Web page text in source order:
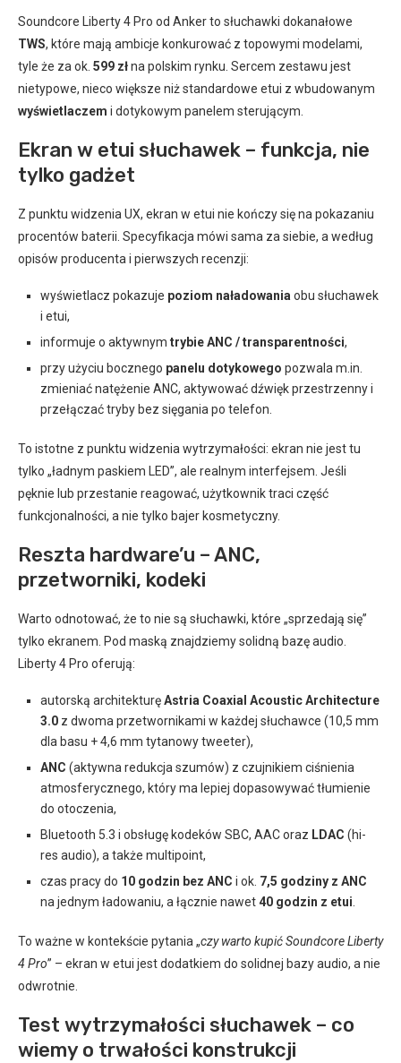
Soundcore Liberty 4 Pro od Anker to słuchawki dokanałowe
TWS, które mają ambicje konkurować z topowymi modelami,
tyle że za ok. 599 złna polskim rynku. Sercem zestawu jest
nietypowe, nieco większe niż standardowe etui z wbudowanym
wyświetlaczem i dotykowym panelem sterującym.
Ekran w etui słuchawek – funkcja, nie
tylko gadżet
Z punktu widzenia UX, ekran w etui nie kończy się na pokazaniu
procentów baterii. Specyfikacja mówi sama za siebie, a według
opisów producenta i pierwszych recenzji:
wyświetlacz pokazuje poziom naładowania obu słuchawek
i etui,
informuje o aktywnym trybie ANC / transparentności,
przy użyciu bocznego panelu dotykowego pozwala m.in.
zmieniać natężenie ANC, aktywować dźwięk przestrzenny i
przełączać tryby bez sięgania po telefon.
To istotne z punktu widzenia wytrzymałości: ekran nie jest tu
tylko „ładnym paskiem LED”, ale realnym interfejsem. Jeśli
pęknie lub przestanie reagować, użytkownik traci część
funkcjonalności, a nie tylko bajer kosmetyczny.
Reszta hardware’u – ANC,
przetworniki, kodeki
Warto odnotować, że to nie są słuchawki, które „sprzedają się”
tylko ekranem. Pod maską znajdziemy solidną bazę audio.
Liberty 4 Pro oferują:
autorską architekturęAstria Coaxial Acoustic Architecture
3.0 z dwoma przetwornikami w każdej słuchawce (10,5 mm
dla basu + 4,6 mm tytanowy tweeter),
ANC (aktywna redukcja szumów) z czujnikiem ciśnienia
atmosferycznego, który ma lepiej dopasowywać tłumienie
do otoczenia,
Bluetooth 5.3 i obsługę kodeków SBC, AAC oraz LDAC (hi-
res audio), a także multipoint,
czas pracy do 10 godzin bez ANC i ok. 7,5 godziny z ANC
na jednym ładowaniu, a łącznie nawet40 godzin z etui
To ważne w kontekście pytania „czy warto kupić Soundcore Liberty
4 Pro” – ekran w etui jest dodatkiem do solidnej bazy audio, a nie
odwrotnie.
Test wytrzymałości słuchawek – co
wiemy o trwałości konstrukcji